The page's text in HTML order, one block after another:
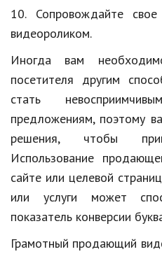
10. Сопровождайте
видеороликом.
Иногда вам
посетителя другим
стать
предложениям, поэтому
решения, чтобы
Использование
сайте или целевой
или услуги может
показатель конверсии
Грамотный продающий